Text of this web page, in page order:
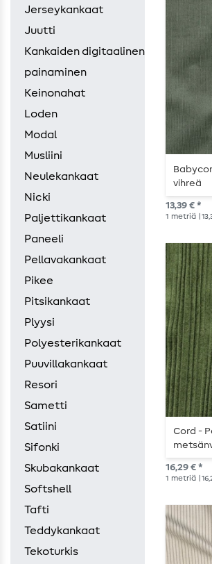
Jerseykankaat
Juutti
Kankaiden digitaalinen
painaminen
Keinonahat
Loden
Modal
Musliini
Neulekankaat
Nicki
Paljettikankaat
Paneeli
Pellavakankaat
Pikee
Pitsikankaat
Plyysi
Polyesterikankaat
Puuvillakankaat
Resori
Sametti
Satiini
Sifonki
Skubakankaat
Softshell
Tafti
Teddykankaat
Tekoturkis
vihreä
13,39 € *
1 metriä |
Cord -
16,29 € *
1 metriä |